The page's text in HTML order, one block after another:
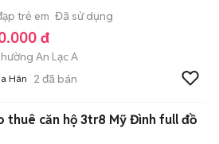
trẻ em Đã sử dụng
đ
An Lạc A
Hân 2 đã bán
thuê căn hộ 3tr8 Mỹ Đình full đồ